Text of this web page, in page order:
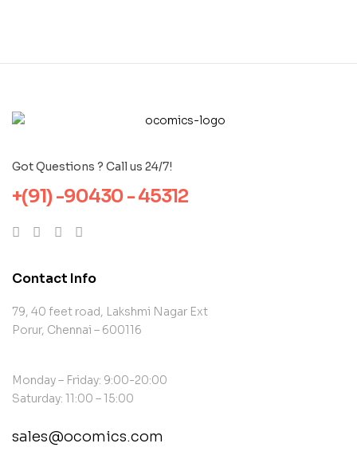
Got Questions ? Call us 24/7!
+(91) -90430 - 45312
Contact Info
79, 40 feet road, Lakshmi Nagar Ext
Porur, Chennai – 600116
Monday – Friday: 9:00-20:00
Saturday: 11:00 – 15:00
sales@ocomics.com